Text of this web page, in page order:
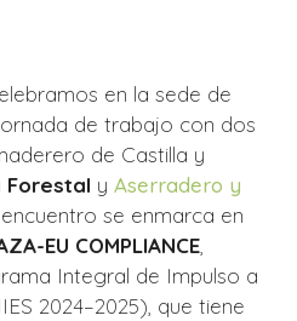
en la sede de
de trabajo con dos
de Castilla y
Forestal y Aserradero y
encuentro se enmarca en
EU COMPLIANCE,
Integral de Impulso a
2024–2025), que tiene